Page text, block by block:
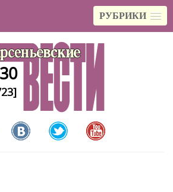
РУБРИКИ
30